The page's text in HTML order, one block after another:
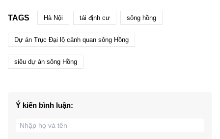
TAGS Hà Nội tái định cư sông hồng
Dự án Trục Đại lộ cảnh quan sông Hồng
siêu dự án sông Hồng
Ý kiến bình luận: